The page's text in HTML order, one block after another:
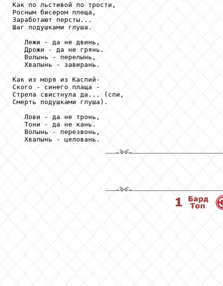
Как по льстивой по трости,
Росным бисером плеща,
Заработают персты...
Шаг подушками глуша.
   Лежи - да не двинь,
   Дрожи - да не грянь.
   Волынь - перелынь,
   Хвалынь - завирань.
Как из моря из Каспий-
Ского - синего плаща -
Стрела свистнула да... (спи,
Смерть подушками глуша).
   Лови - да не тронь,
   Тони - да не кань.
   Волынь - перезвонь,
   Хвалынь - целовань.